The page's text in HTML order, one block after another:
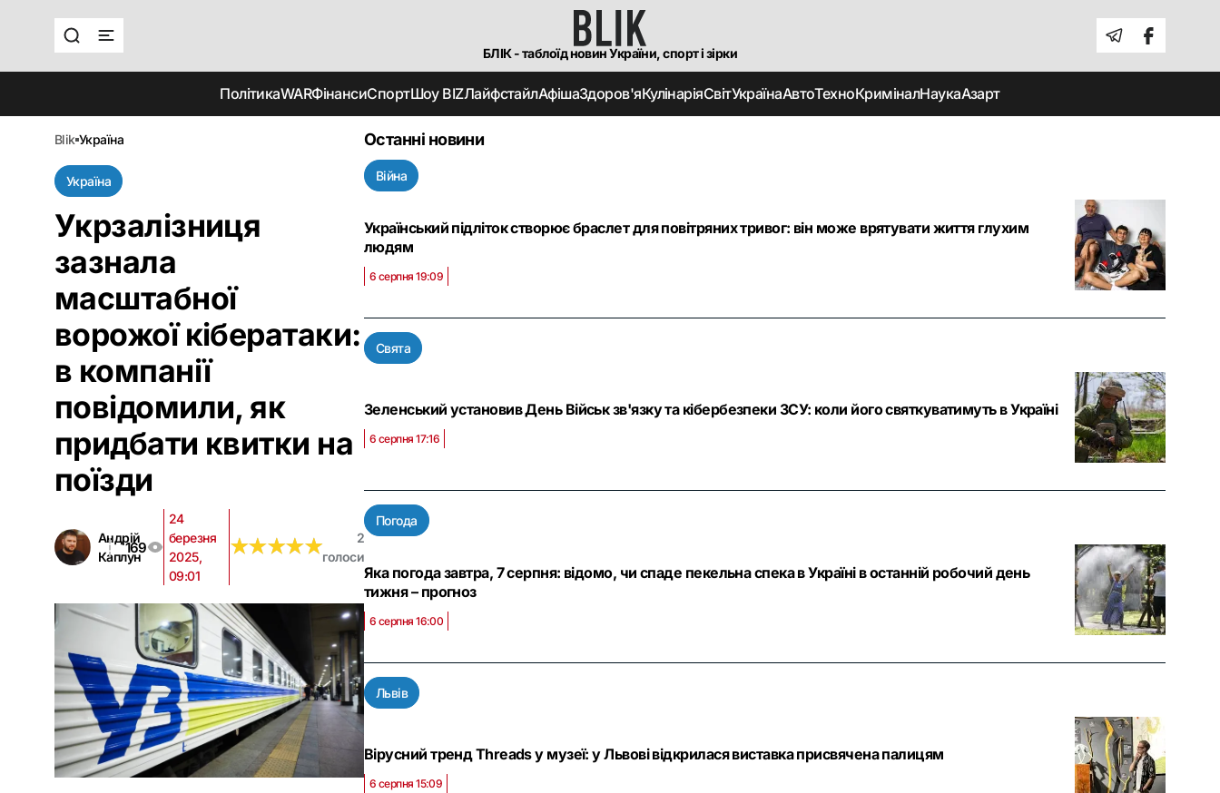
БЛІК - таблоїд новин України, спорт і зірки
ПолітикаWARФінансиСпортШоу BIZЛайфстайлАфішаЗдоров'яКулінаріяСвітУкраїнаАвтоТехноКриміналНаукаАзарт
blik україна
Україна
Укрзалізниця
зазнала
масштабної
ворожої кібератаки:
в компанії
повідомили, як
придбати квитки на
поїзди
Андрій
Каплун
169
24
березня
2025,
09:01
★★★★★
★★★★★
2
голоси
Останні новини
Війна
Український підліток створює браслет для повітряних тривог: він може врятувати життя глухим
людям
6 серпня 19:09
Свята
Зеленський установив День Військ зв'язку та кібербезпеки ЗСУ: коли його святкуватимуть в Україні
6 серпня 17:16
Погода
Яка погода завтра, 7 серпня: відомо, чи спаде пекельна спека в Україні в останній робочий день
тижня – прогноз
6 серпня 16:00
Львів
Вірусний тренд Threads у музеї: у Львові відкрилася виставка присвячена палицям
6 серпня 15:09